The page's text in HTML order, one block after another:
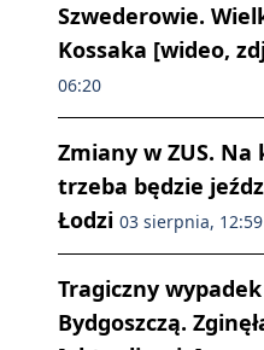
Szwederowie.
Kossaka [wideo,
06:20
Zmiany w ZUS.
trzeba będzie
Łodzi 03 sierpnia, 12:59
Tragiczny
Bydgoszczą.